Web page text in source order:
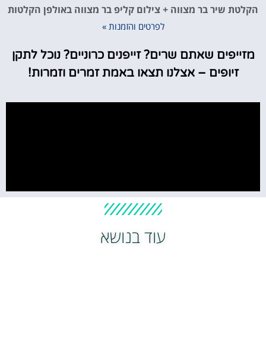
הקלטת שיר בר מצווה + צילום קליפ בר מצווה באולפן הקלטות
לפרטים והזמנות »
מזייפים שאתם שרים? זייפנים כרוניים? נוכל לתקן
זיופים – אצלנו תצאו באמת זמרים וזמרות!
עוד בנושא